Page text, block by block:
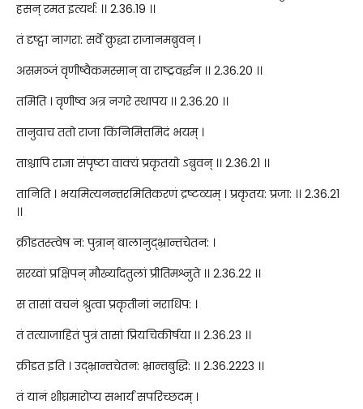
हसन् रमत इत्यर्थ: ।। 2.36.19 ।।
तं दृष्ट्वा नागरा: सर्वे क्रुद्धा राजानमब्रुवन् ।
असमञ्जं वृणीष्वैकमस्मान् वा राष्ट्रवर्द्धन ।। 2.36.20 ।।
तमिति । वृणीष्व अत्र नगरे स्थापय ।। 2.36.20 ।।
तानुवाच ततो राजा किंनिमित्तमिदं भयम् ।
ताश्चापि राज्ञा संपृष्टा वाक्यं प्रकृतयो ऽब्रुवन् ।। 2.36.21 ।।
तानिति । भयमित्यनन्तरमितिकरणं द्रष्टव्यम् । प्रकृतय: प्रजा: ।। 2.36.21
।।
क्रीडतस्त्वेष न: पुत्रान् बालानुद्भ्रान्तचेतन: ।
सरय्वां प्रक्षिपन् मौर्ख्यादतुलां प्रीतिमश्नुते ।। 2.36.22 ।।
स तासां वचनं श्रुत्वा प्रकृतीनां नराधिप: ।
तं तत्याजाहितं पुत्रं तासां प्रियचिकीर्षया ।। 2.36.23 ।।
क्रीडत इति । उद्भ्रान्तचेतन: भ्रान्तबुद्धि: ।। 2.36.2223 ।।
तं यानं शीघ्रमारोप्य सभार्यं सपरिच्छदम् ।